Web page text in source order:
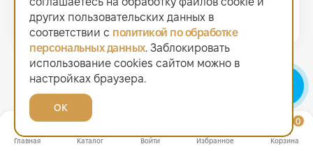
Главная Каталог Войти Избранное
0
Корзина
4.7
Звонок бесплатный
8 918 535 59 99
ПН-ПТ с 10-00 по 22-00 (МСК)
СБ-ВС с 10-00 по 20-00 (МСК)
Часы работы офисов
других пользовательских данных в
соответствии с политикой по обработке
персональных данных. Заблокировать
использование cookies сайтом можно в
настройках браузера.
ОК